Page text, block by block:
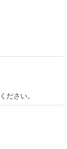
ださい。